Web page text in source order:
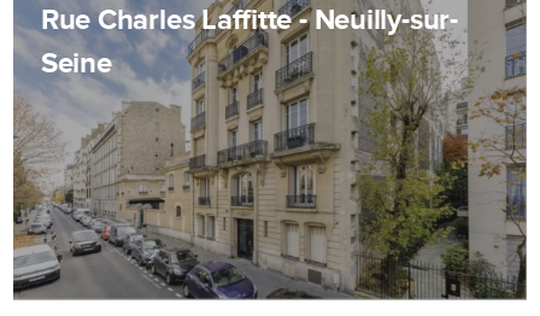
Rue Charles Laffitte - Neuilly-sur-
Seine